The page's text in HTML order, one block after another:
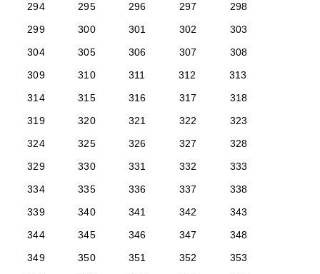
294
295 296 297
298
299
300 301 302
303
304
305 306 307
308
309
310 311 312
313
314
315 316 317
318
319
320 321 322
323
324
325 326 327
328
329
330 331 332
333
334
335 336 337
338
339
340 341 342
343
344
345 346 347
348
349
350 351 352
353